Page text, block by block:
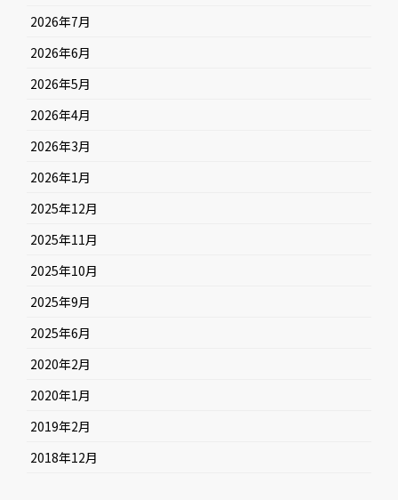
2026年7月
2026年6月
2026年5月
2026年4月
2026年3月
2026年1月
2025年12月
2025年11月
2025年10月
2025年9月
2025年6月
2020年2月
2020年1月
2019年2月
2018年12月